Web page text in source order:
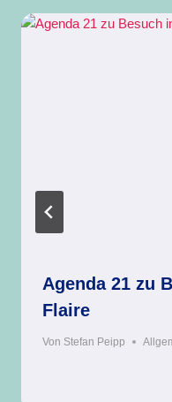
Agenda 21 zu
Flaire
Von Stefan Peipp